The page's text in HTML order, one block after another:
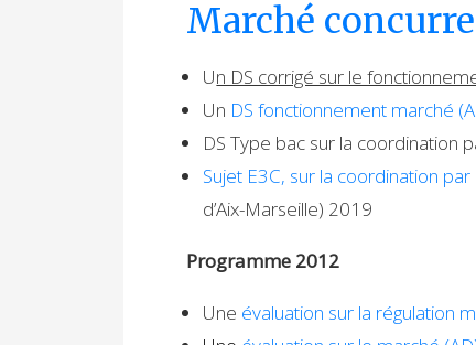
Marché
Un DS corrigé sur le
Un DS fonctionnement marché
DS Type bac sur la coordination
Sujet E3C, sur la coordination
d’Aix-Marseille) 2019
Programme 2012
Une évaluation sur la régulation